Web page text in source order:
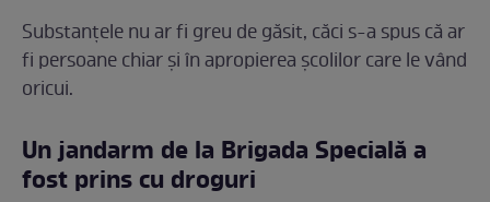
Substanțele nu ar fi greu de găsit, căci s-a spus că ar
fi persoane chiar și în apropierea școlilor care le vând
oricui.
Un jandarm de la Brigada Specială a
fost prins cu droguri